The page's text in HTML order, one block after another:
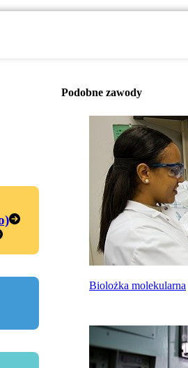
Podobne zawody
Biolożka molekularna